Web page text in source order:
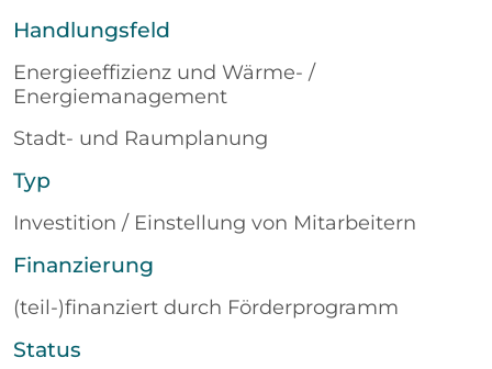
Handlungsfeld
Energieeffizienz und Wärme- /
Energiemanagement
Stadt- und Raumplanung
Typ
Investition / Einstellung von Mitarbeitern
Finanzierung
(teil-)finanziert durch Förderprogramm
Status